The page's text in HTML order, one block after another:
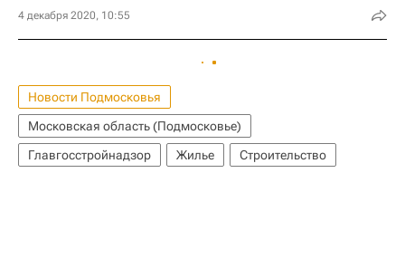
4 декабря 2020, 10:55
Новости Подмосковья
Московская область (Подмосковье)
Главгосстройнадзор
Жилье Строительство